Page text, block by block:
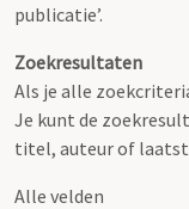
publicatie’.
Zoekresultaten
Als je alle
Je kunt de
titel, auteur of
Alle velden